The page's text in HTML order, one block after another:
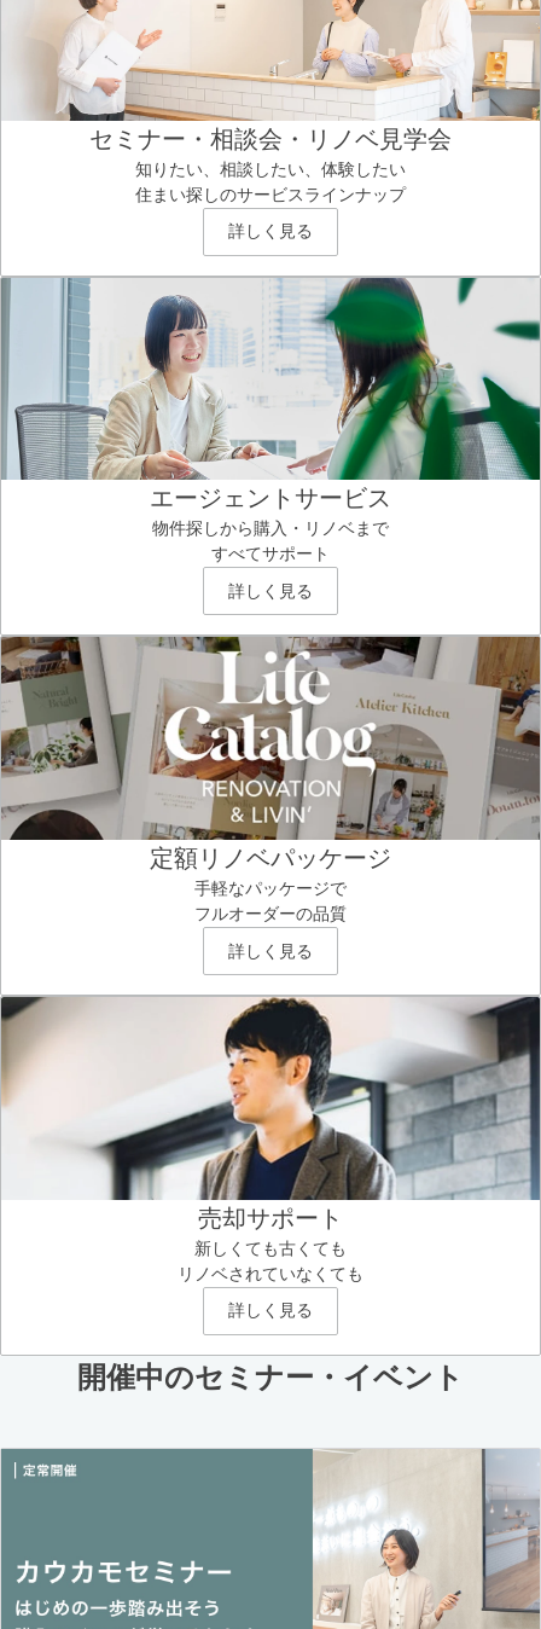
セミナー・相談会・リノベ見学会
知りたい、相談したい、体験したい
住まい探しのサービスラインナップ
詳しく見る
エージェントサービス
物件探しから購入・リノベまで
すべてサポート
詳しく見る
定額リノベパッケージ
手軽なパッケージで
フルオーダーの品質
詳しく見る
売却サポート
新しくても古くても
リノベされていなくても
詳しく見る
開催中のセミナー・イベント